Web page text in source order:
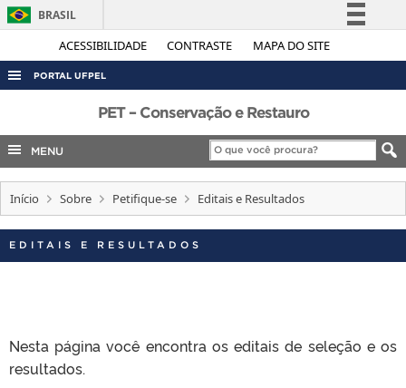
ACESSIBILIDADE CONTRASTE MAPA DO SITE
BRASIL
Simplifique!
Legislação
Canais
PORTAL UFPEL
ACESSO À INFORMAÇÃO
AUDITORIA
COBALTO
CONCURSOS
EDITAIS
INTERNACIONAL
TELEFONES
PET – Conservação e Restauro
MENU
Início Sobre Petifique-se Editais e Resultados
EDITAIS E RESULTADOS
Nesta página você encontra os editais de seleção e os
resultados.